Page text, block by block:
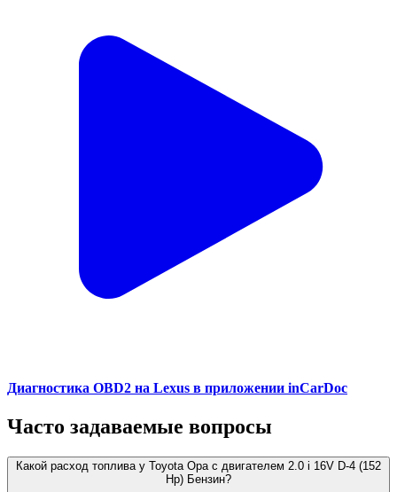
Диагностика OBD2 на Lexus в приложении inCarDoc
Часто задаваемые вопросы
Какой расход топлива у Toyota Opa с двигателем 2.0 i 16V D-4 (152
Hp) Бензин?